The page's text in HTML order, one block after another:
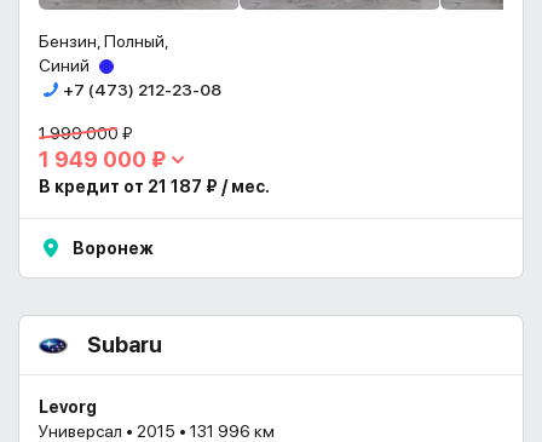
Бензин, Полный,
Синий
+7 (473) 212-23-08
1 999 000 ₽
1 949 000 ₽
В кредит от 21 187 ₽ / мес.
Воронеж
Subaru
Levorg
Универсал • 2015 • 131 996 км